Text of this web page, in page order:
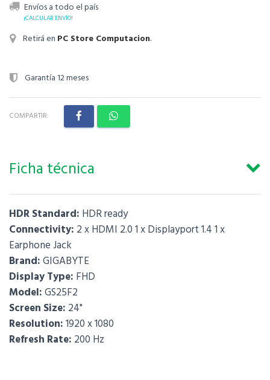
Envíos a todo el país
¡CALCULAR ENVÍO!
Retirá en PC Store Computacion.
Garantía 12 meses
COMPARTIR:
Ficha técnica
HDR Standard: HDR ready
Connectivity: 2 x HDMI 2.0 1 x Displayport 1.4 1 x
Earphone Jack
Brand:GIGABYTE
Display Type: FHD
Model:GS25F2
Screen Size: 24"
Resolution:1920 x 1080
Refresh Rate: 200 Hz